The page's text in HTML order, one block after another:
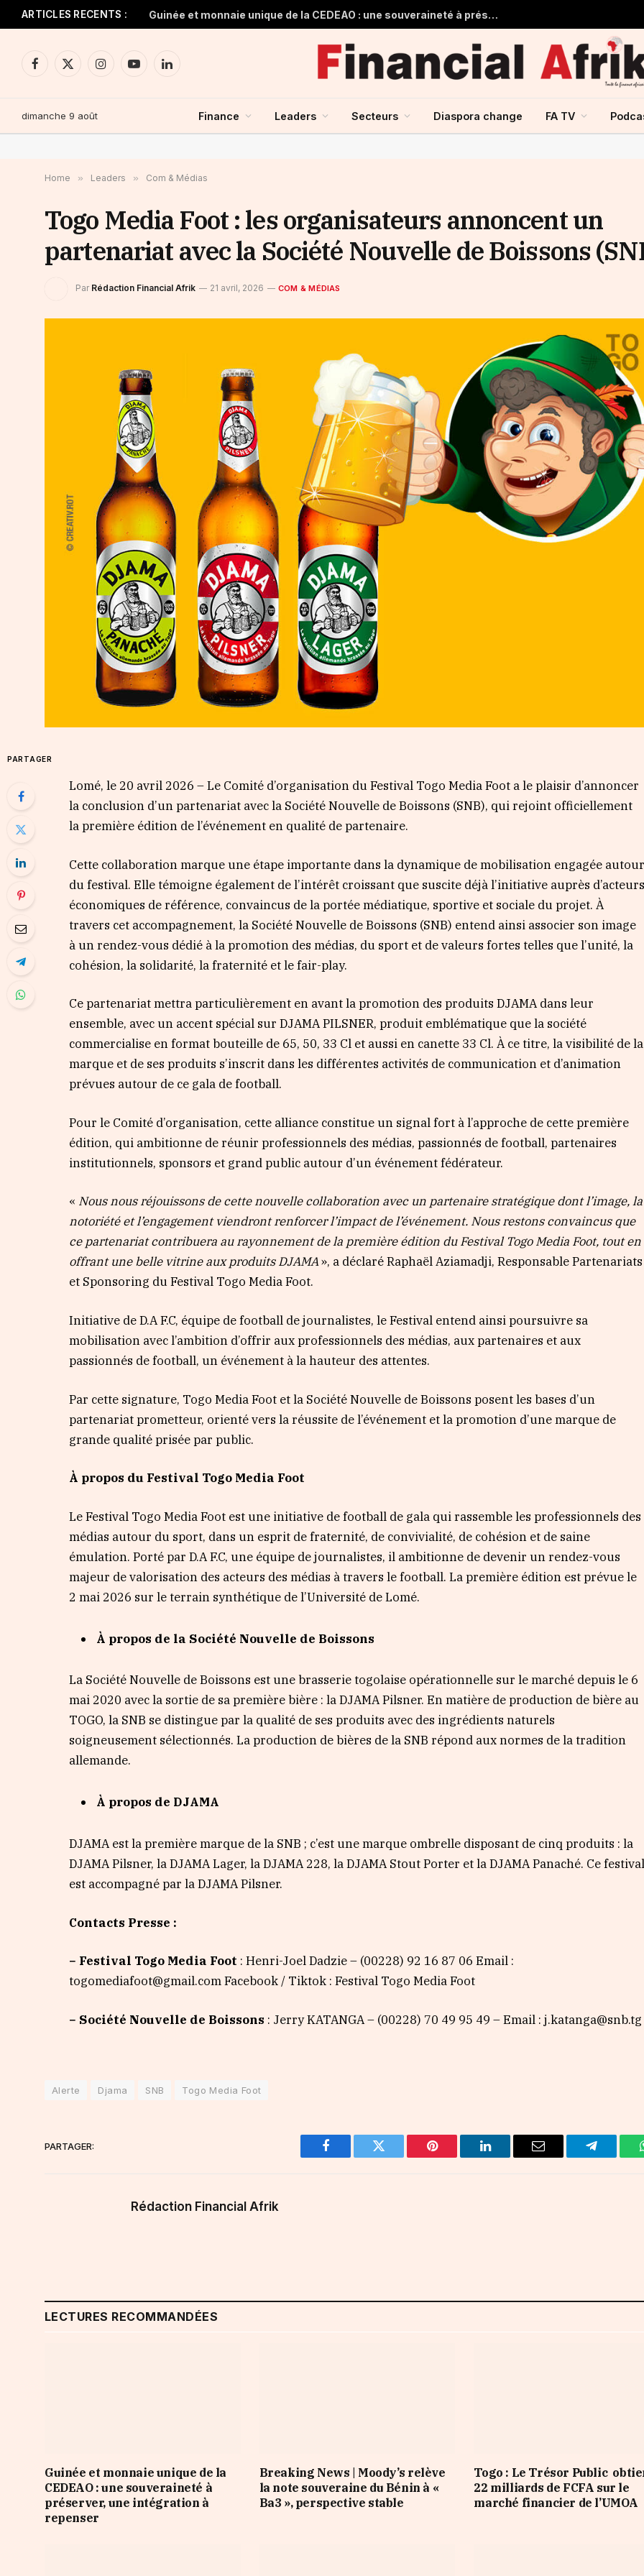
ARTICLES RECENTS : Guinée et monnaie unique de la CEDEAO : une souveraineté à préserver, une intégration à repenser
Facebook
X
InstagramYouTubeLinkedIn
dimanche 9 août Finance Leaders Secteurs Diaspora change FA TV
Home » Leaders » Com & Médias
Togo Media Foot : les organisateurs annoncent un
partenariat avec la Société Nouvelle de Boissons
Par Rédaction Financial Afrik 21 avril, 2026 COM & MÉDIAS
PARTAGER
Lomé, le 20 avril 2026 – Le Comité d’organisation du Festival Togo Media Foot a le plaisir d’annoncer
la conclusion d’un partenariat avec la Société Nouvelle de Boissons (SNB), qui rejoint officiellement
la première édition de l’événement en qualité de partenaire.
Cette collaboration marque une étape importante dans la dynamique de mobilisation engagée
du festival. Elle témoigne également de l’intérêt croissant que suscite déjà l’initiative auprès
économiques de référence, convaincus de la portée médiatique, sportive et sociale du projet. À
travers cet accompagnement, la Société Nouvelle de Boissons (SNB) entend ainsi associer son image
à un rendez-vous dédié à la promotion des médias, du sport et de valeurs fortes telles que l’unité, la
cohésion, la solidarité, la fraternité et le fair-play.
Ce partenariat mettra particulièrement en avant la promotion des produits DJAMA dans leur
ensemble, avec un accent spécial sur DJAMA PILSNER, produit emblématique que la société
commercialise en format bouteille de 65, 50, 33 Cl et aussi en canette 33 Cl. À ce titre, la visibilité de la
marque et de ses produits s’inscrit dans les différentes activités de communication et d’animation
prévues autour de ce gala de football.
Pour le Comité d’organisation, cette alliance constitue un signal fort à l’approche de cette première
édition, qui ambitionne de réunir professionnels des médias, passionnés de football, partenaires
institutionnels, sponsors et grand public autour d’un événement fédérateur.
« Nous nous réjouissons de cette nouvelle collaboration avec un partenaire stratégique dont l’image, la
notoriété et l’engagement viendront renforcer l’impact de l’événement. Nous restons convaincus que
ce partenariat contribuera au rayonnement de la première édition du Festival Togo Media Foot, tout en
offrant une belle vitrine aux produits DJAMA», a déclaré Raphaël Aziamadji, Responsable Partenariats
et Sponsoring du Festival Togo Media Foot.
Initiative de D.A F.C, équipe de football de journalistes, le Festival entend ainsi poursuivre sa
mobilisation avec l’ambition d’offrir aux professionnels des médias, aux partenaires et aux
passionnés de football, un événement à la hauteur des attentes.
Par cette signature, Togo Media Foot et la Société Nouvelle de Boissons posent les bases d’un
partenariat prometteur, orienté vers la réussite de l’événement et la promotion d’une marque de
grande qualité prisée par public.
À propos du Festival Togo Media Foot
Le Festival Togo Media Foot est une initiative de football de gala qui rassemble les professionnels des
médias autour du sport, dans un esprit de fraternité, de convivialité, de cohésion et de saine
émulation. Porté par D.A F.C, une équipe de journalistes, il ambitionne de devenir un rendez-vous
majeur de valorisation des acteurs des médias à travers le football. La première édition est prévue le
2 mai 2026 sur le terrain synthétique de l’Université de Lomé.
À propos de la Société Nouvelle de Boissons
La Société Nouvelle de Boissons est une brasserie togolaise opérationnelle sur le marché depuis le 6
mai 2020 avec la sortie de sa première bière : la DJAMA Pilsner. En matière de production de bière au
TOGO, la SNB se distingue par la qualité de ses produits avec des ingrédients naturels
soigneusement sélectionnés. La production de bières de la SNB répond aux normes de la tradition
allemande.
À propos de DJAMA
DJAMA est la première marque de la SNB ; c’est une marque ombrelle disposant de cinq produits : la
DJAMA Pilsner, la DJAMA Lager, la DJAMA 228, la DJAMA Stout Porter et la DJAMA Panaché. Ce
est accompagné par la DJAMA Pilsner.
Contacts Presse :
− Festival Togo Media Foot : Henri-Joel Dadzie – (00228) 92 16 87 06 Email :
togomediafoot@gmail.com Facebook / Tiktok : Festival Togo Media Foot
− Société Nouvelle de Boissons : Jerry KATANGA – (00228) 70 49 95 49 – Email : j.katanga@snb.tg
Alerte Djama SNB Togo Media Foot
PARTAGER:
Facebook Twitter Pinterest LinkedIn Email Telegram
Rédaction Financial Afrik
LECTURES RECOMMANDÉES
Guinée et monnaie unique de la
CEDEAO : une souveraineté à
préserver, une intégration à
repenser
Breaking News | Moody’s relève
la note souveraine du Bénin à «
Ba3 », perspective stable
Togo : Le Trésor Public
22 milliards de FCFA sur le
marché financier de l’UMOA